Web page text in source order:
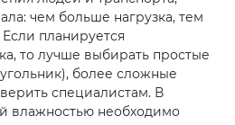
чем больше нагрузка, тем
планируется
то лучше выбирать простые
более сложные
специалистам. В
влажностью необходимо